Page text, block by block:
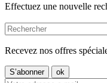
Effectuez une nouvelle
Recevez nos offres